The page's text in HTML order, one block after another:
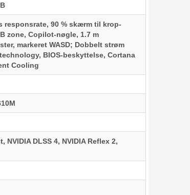
responsrate, 90 % skærm til krop-
zone, Copilot-nøgle, 1.7 m
markeret WASD; Dobbelt strøm
BIOS-beskyttelse, Cortana
Cooling
DLSS 4, NVIDIA Reflex 2,